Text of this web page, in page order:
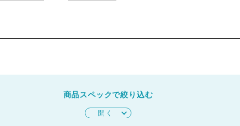
商品スペックで絞り込む
開く